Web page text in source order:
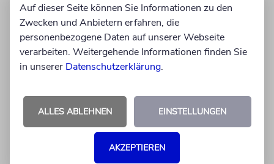
Michael Douglas ist
Ehrenbotschafter Mallorcas
Der Hollywood-Star mit jüdischem
Familienhintergrund wird für seine enge
06.08.2026
Auf dieser Seite können Sie Informationen zu den
Zwecken und Anbietern erfahren, die
personenbezogene Daten auf unserer Webseite
verarbeiten. Weitergehende Informationen finden Sie
in unserer Datenschutzerklärung.
ALLES ABLEHNEN EINSTELLUNGEN
AKZEPTIEREN